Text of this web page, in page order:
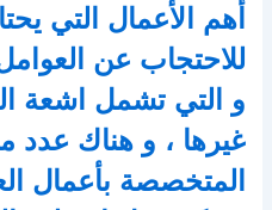
أهم الأعمال التي
للاحتجاب عن
و التي تشمل اشعة
غيرها ، و هناك عدد
المتخصصة بأعمال